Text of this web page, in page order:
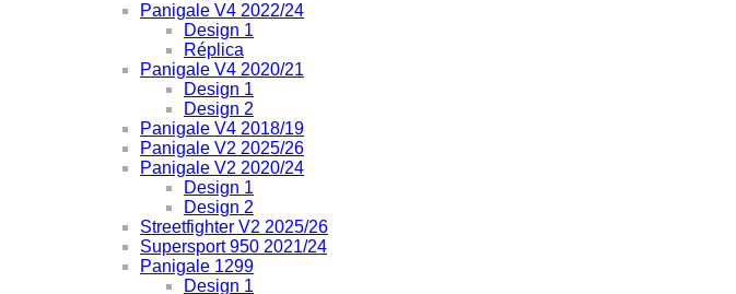
Panigale V4 2022/24
Design 1
Réplica
Panigale V4 2020/21
Design 1
Design 2
Panigale V4 2018/19
Panigale V2 2025/26
Panigale V2 2020/24
Design 1
Design 2
Streetfighter V2 2025/26
Supersport 950 2021/24
Panigale 1299
Design 1